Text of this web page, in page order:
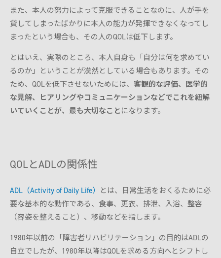
また、本人の努力によって克服できることなのに、人が手を
貸してしまったばかりに本人の能力が発揮できなくなってし
まったという場合も、その人のQOLは低下します。
とはいえ、実際のところ、本人自身も「自分は何を求めてい
るのか」ということが漠然としている場合もあります。その
ため、QOLを低下させないためには、 客観的な評価、医学的
な見解、ヒアリングやコミュニケーションなどでこれを紐解
いていくことが、最も大切なこと になります。
QOLとADLの関係性
ADL（Activity of Daily Life）
とは、日常生活をおくるために必
要な基本的な動作である、食事、更衣、排泄、入浴、整容
（容姿を整えること）、移動などを指します。
1980年以前の「障害者リハビリテーション」の目的はADLの
自立でしたが、1980年以降はQOLを求める方向へとシフトし